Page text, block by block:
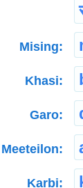
Mising:
Khasi:
Garo:
Meeteilon:
Karbi: